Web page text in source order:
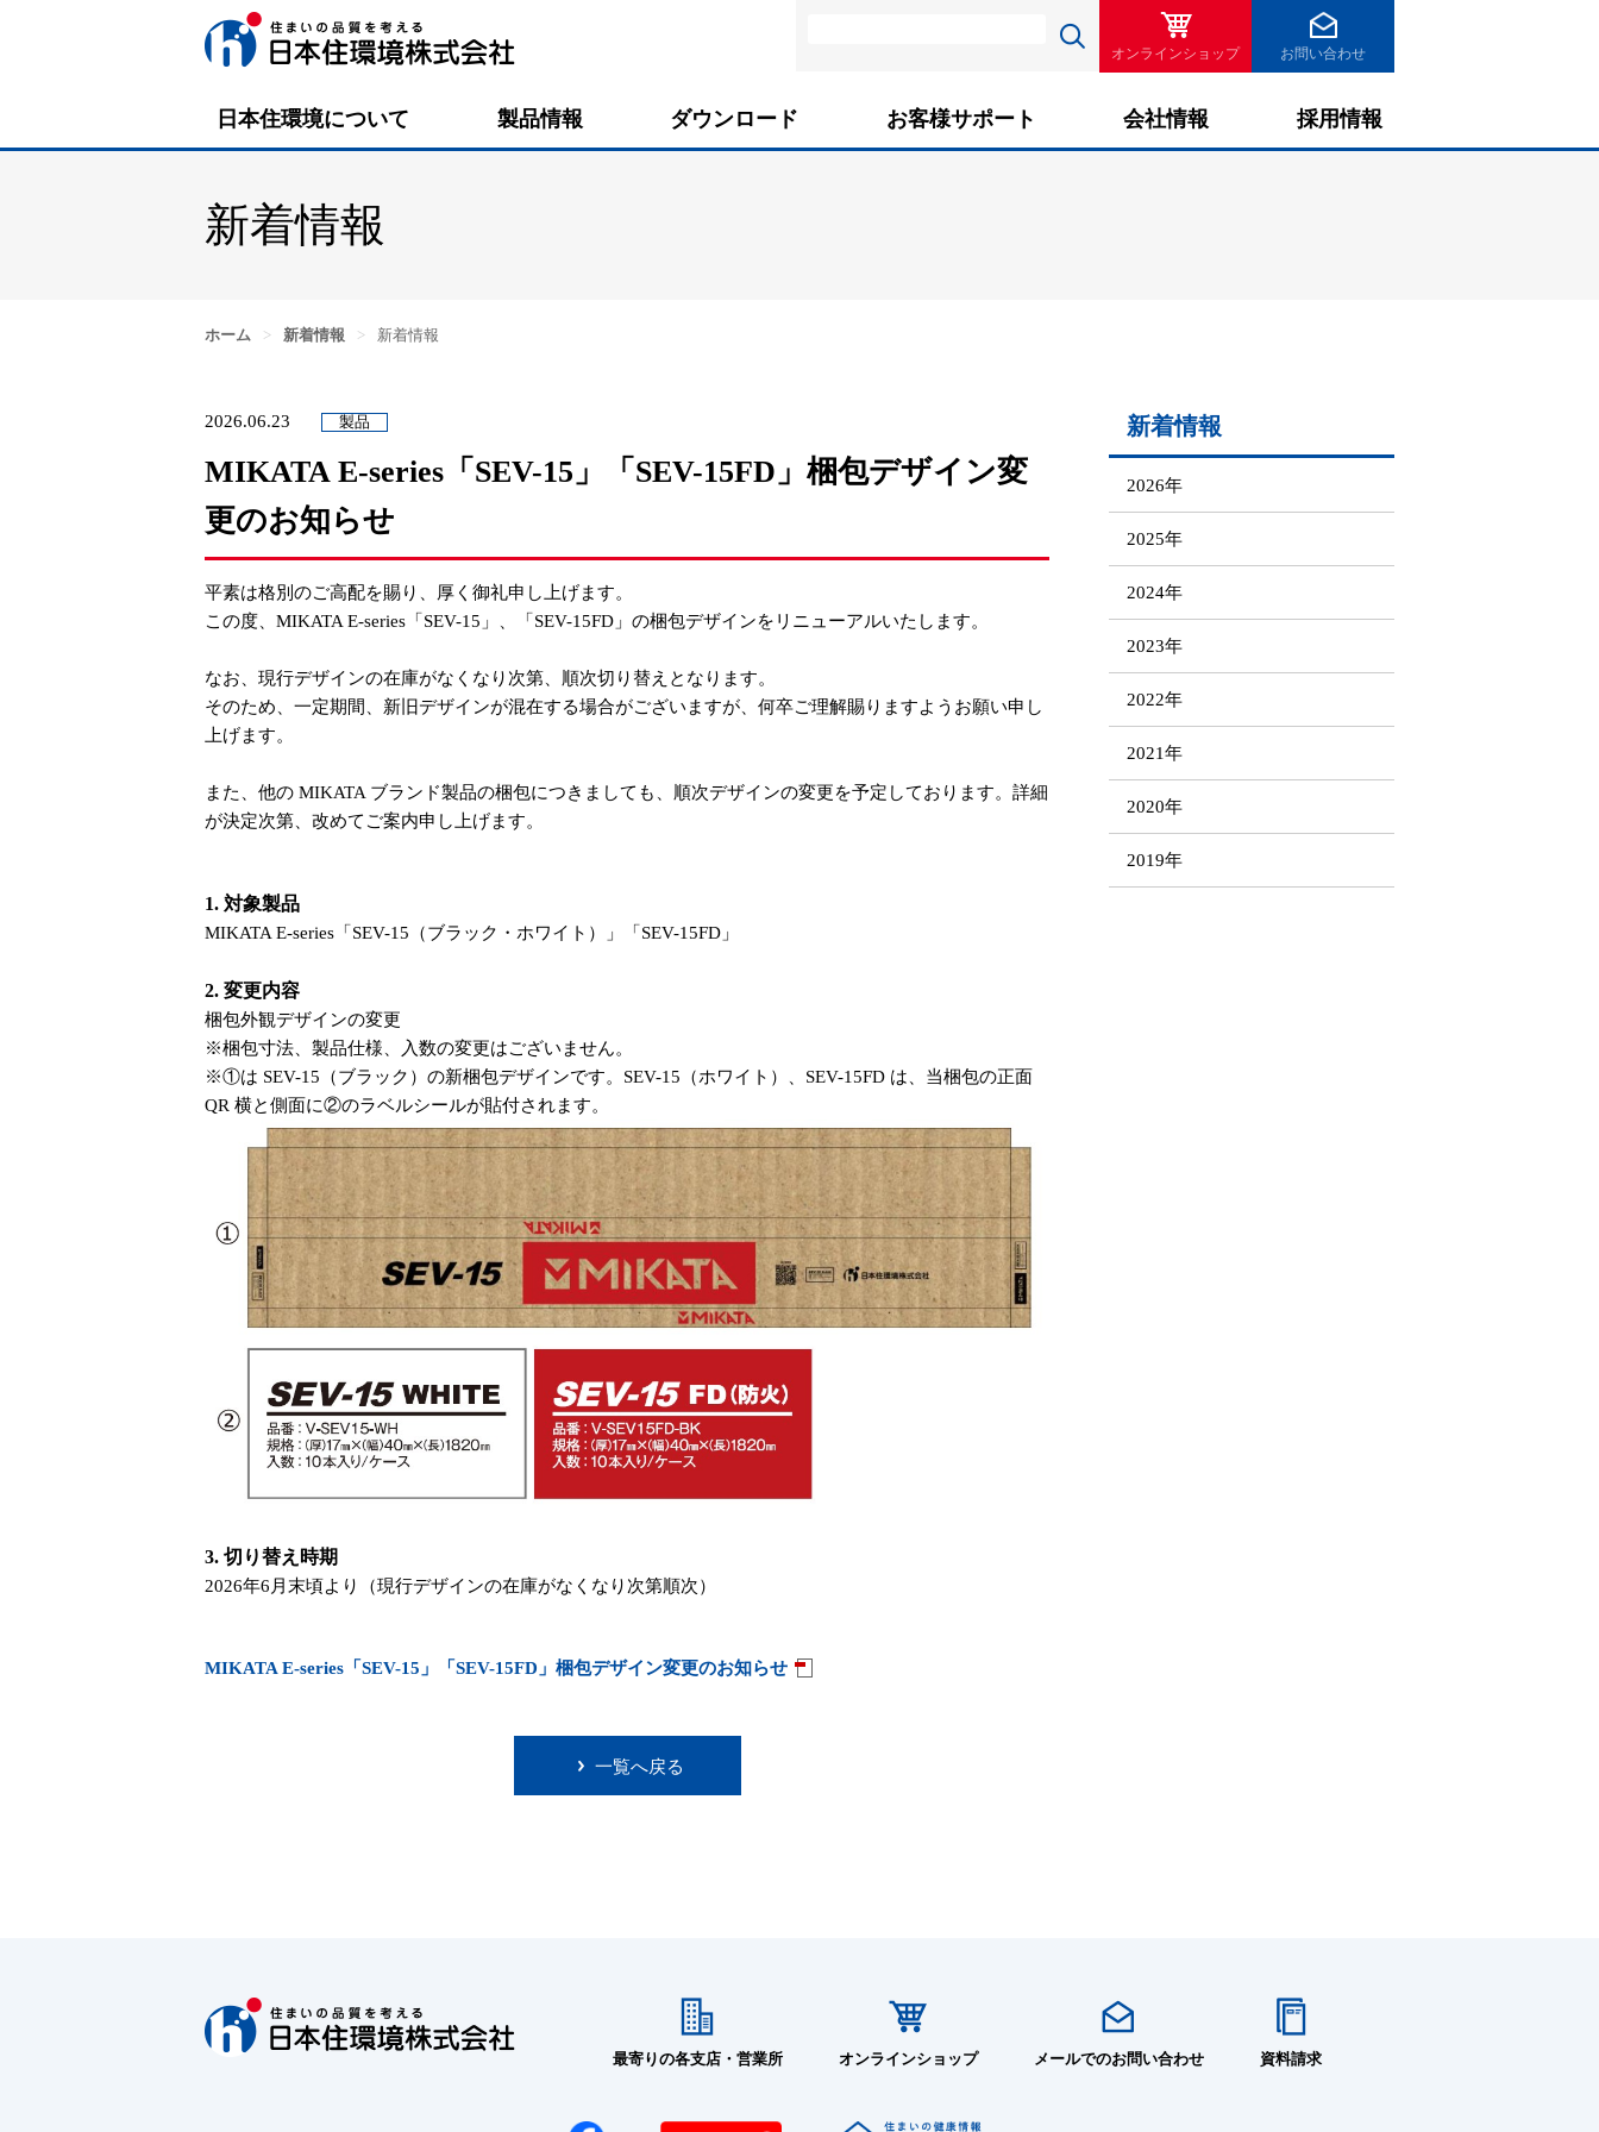
検索
オンラインショップ お問い合わせ
日本住環境について 製品情報 ダウンロード お客様サポート 会社情報 採用情報
新着情報
ホーム > 新着情報 > 新着情報
2026.06.23 製品
MIKATA E-series「SEV-15」「SEV-15FD」梱包デザイン変
更のお知らせ
平素は格別のご高配を賜り、厚く御礼申し上げます。
この度、MIKATA E-series「SEV-15」、「SEV-15FD」の梱包デザインをリニューアルいたします。
なお、現行デザインの在庫がなくなり次第、順次切り替えとなります。
そのため、一定期間、新旧デザインが混在する場合がございますが、何卒ご理解賜りますようお願い申し
上げます。
また、他の MIKATA ブランド製品の梱包につきましても、順次デザインの変更を予定しております。詳細
が決定次第、改めてご案内申し上げます。
1. 対象製品
MIKATA E-series「SEV-15（ブラック・ホワイト）」「SEV-15FD」
2. 変更内容
梱包外観デザインの変更
※梱包寸法、製品仕様、入数の変更はございません。
※①は SEV-15（ブラック）の新梱包デザインです。SEV-15（ホワイト）、SEV-15FD は、当梱包の正面
QR 横と側面に②のラベルシールが貼付されます。
3. 切り替え時期
2026年6月末頃より（現行デザインの在庫がなくなり次第順次）
MIKATA E-series「SEV-15」「SEV-15FD」梱包デザイン変更のお知らせ
一覧へ戻る
新着情報
2026年
2025年
2024年
2023年
2022年
2021年
2020年
2019年
最寄りの各支店・営業所 オンラインショップ メールでのお問い合わせ 資料請求